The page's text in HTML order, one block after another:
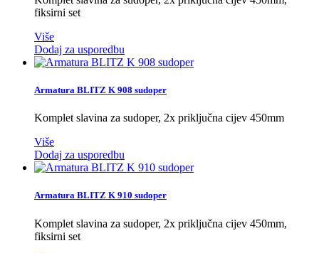
fiksirni set
Više
Dodaj za usporedbu
Armatura BLITZ K 908 sudoper
Komplet slavina za sudoper, 2x priključna cijev 450mm
Više
Dodaj za usporedbu
Armatura BLITZ K 910 sudoper
Komplet slavina za sudoper, 2x priključna cijev 450mm,
fiksirni set